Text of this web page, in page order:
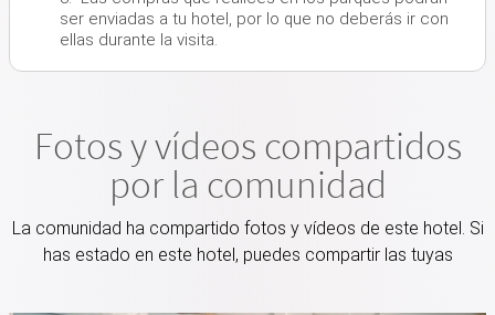
ser enviadas a tu hotel, por lo que no deberás ir con
ellas durante la visita.
Fotos y vídeos compartidos
por la comunidad
La comunidad ha compartido fotos y vídeos de este hotel. Si
has estado en este hotel, puedes compartir las tuyas